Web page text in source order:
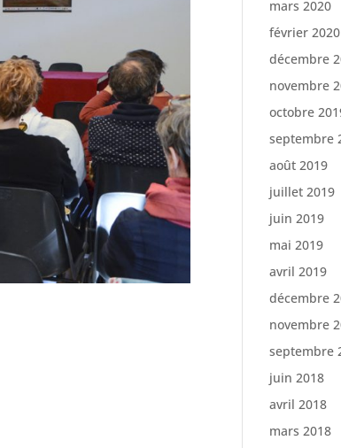
mars 2020
février 2020
décembre
novembre
octobre
septembre
août 2019
juillet 2019
juin 2019
mai 2019
avril 2019
décembre
novembre
septembre
juin 2018
avril 2018
mars 2018